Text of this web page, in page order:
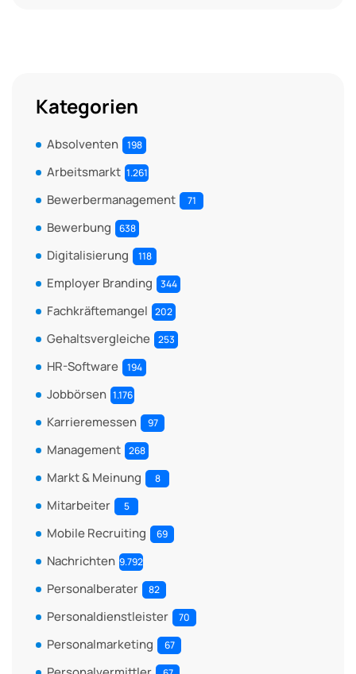
Kategorien
Absolventen 198
Arbeitsmarkt 1.261
Bewerbermanagement 71
Bewerbung 638
Digitalisierung 118
Employer Branding 344
Fachkräftemangel 202
Gehaltsvergleiche 253
HR-Software 194
Jobbörsen 1.176
Karrieremessen 97
Management 268
Markt & Meinung 8
Mitarbeiter 5
Mobile Recruiting 69
Nachrichten 9.792
Personalberater 82
Personaldienstleister 70
Personalmarketing 67